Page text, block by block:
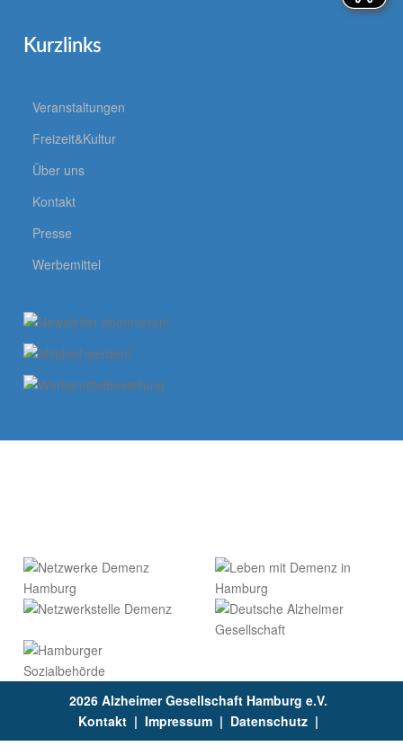
Kurzlinks
Veranstaltungen
Freizeit&Kultur
Über uns
Kontakt
Presse
Werbemittel
2026 Alzheimer Gesellschaft Hamburg e.V.
Kontakt| Impressum| Datenschutz|